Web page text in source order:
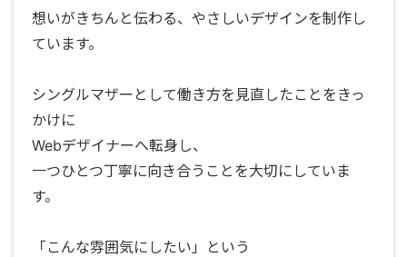
想いがきちんと伝わる、やさしいデザインを制作し
ています。
シングルマザーとして働き方を見直したことをきっ
かけに
Webデザイナーへ転身し、
一つひとつ丁寧に向き合うことを大切にしていま
す。
「こんな雰囲気にしたい」という